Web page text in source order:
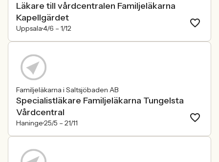
Läkare till vårdcentralen Familjeläkarna
Kapellgärdet
Uppsala4/6 – 1/12
Familjeläkarna i Saltsjöbaden AB
Specialistläkare Familjeläkarna Tungelsta
Vårdcentral
Haninge25/5 – 21/11